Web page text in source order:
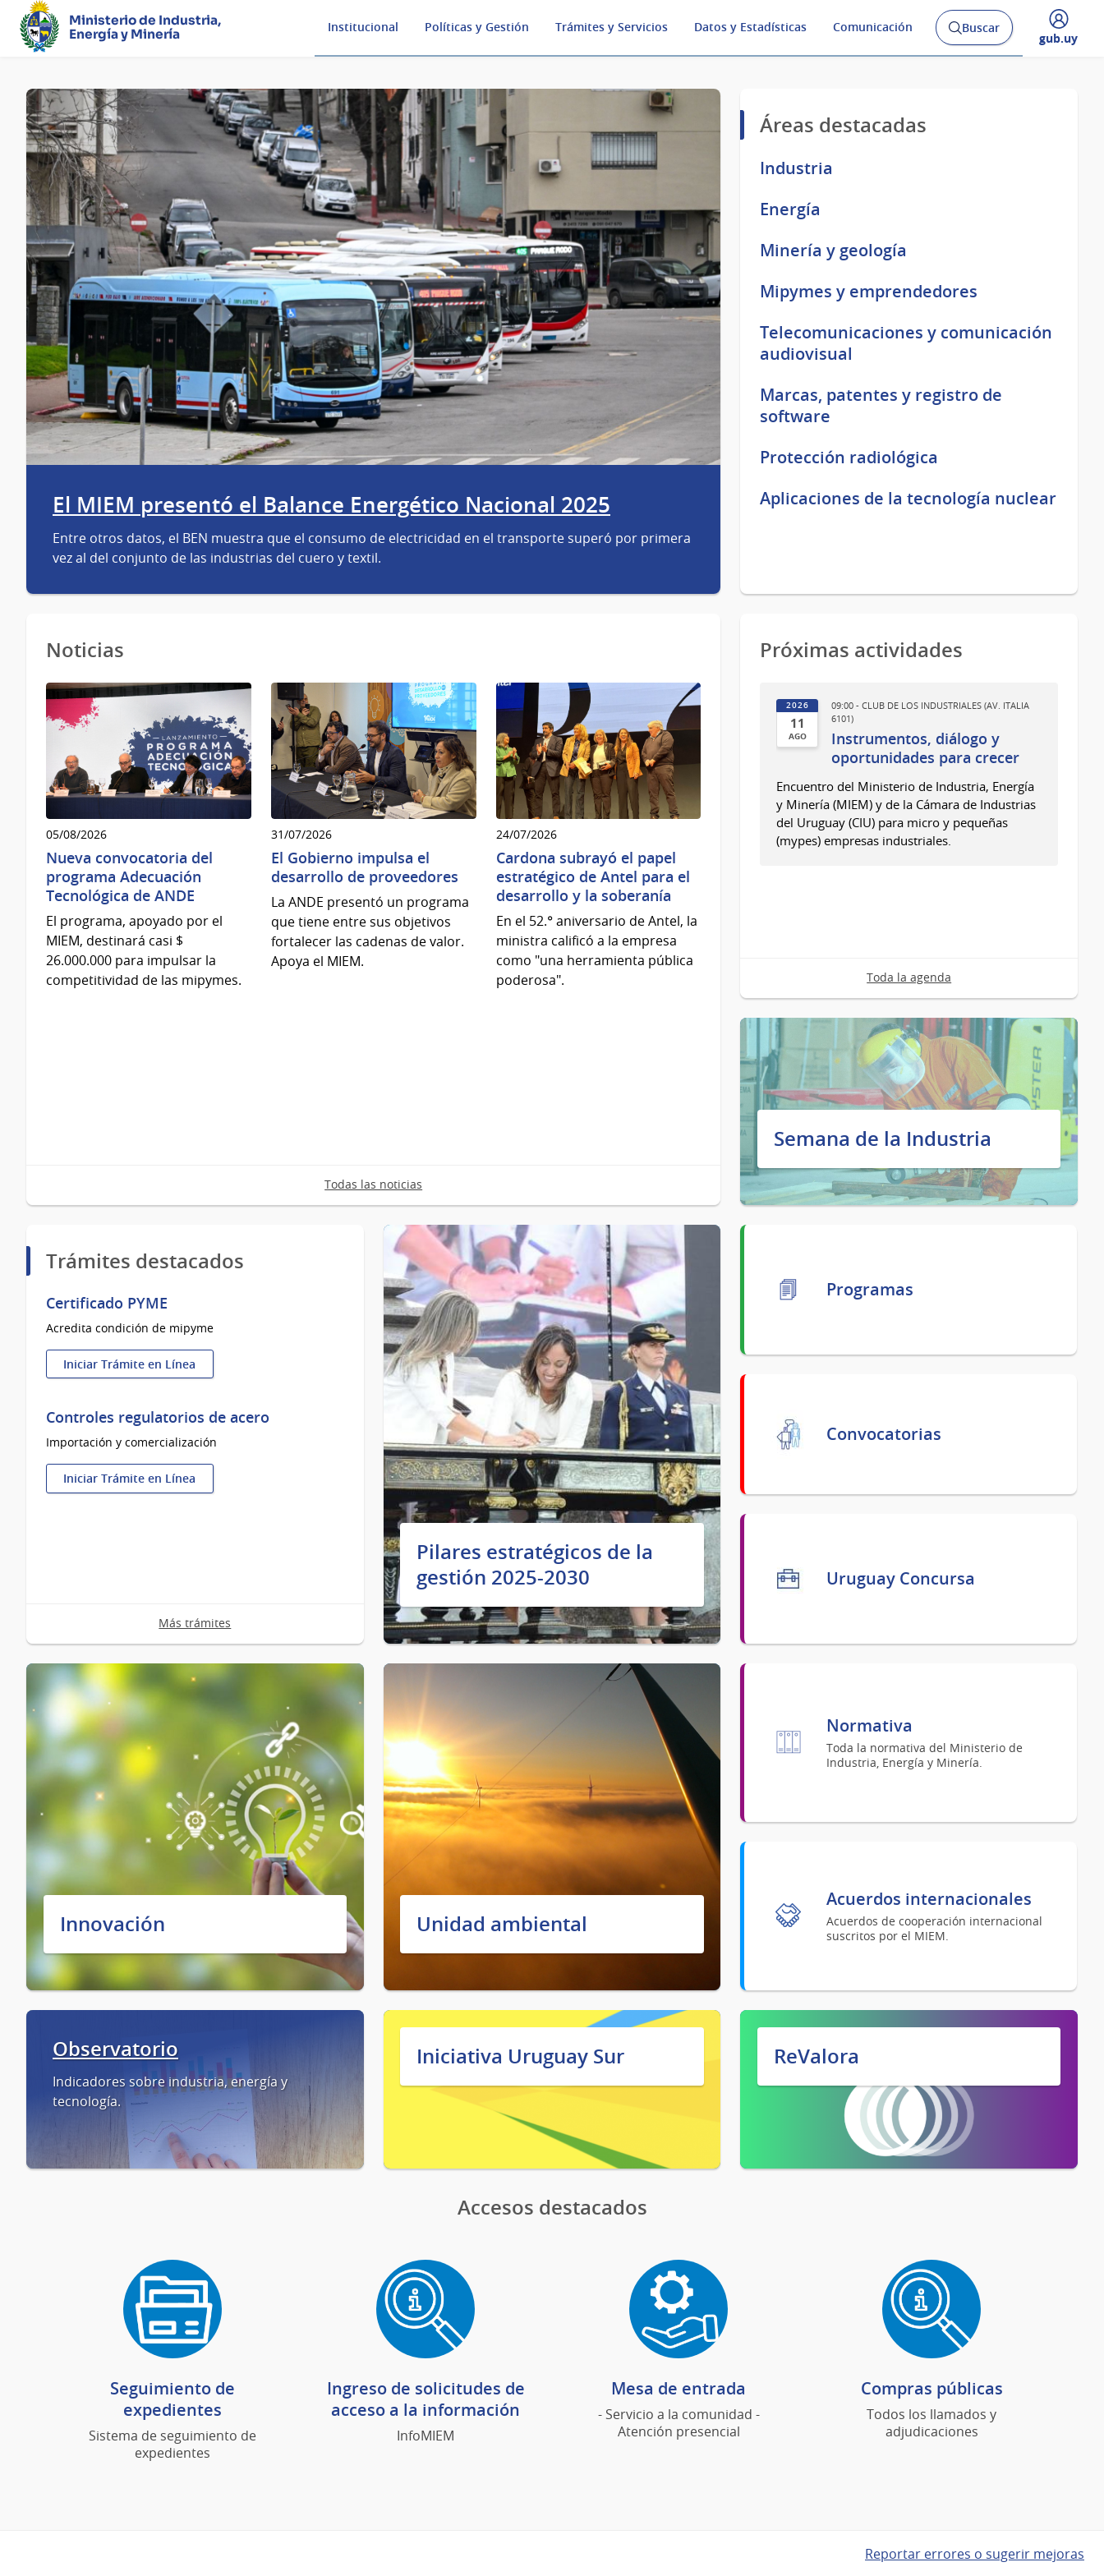
Ministerio de Industria,
Energía y Minería
Institucional Políticas y Gestión Trámites y Servicios Datos y Estadísticas Comunicación
Abrir
buscador
Buscar
Desplegar
gub.uy
Página
principal
El MIEM presentó el Balance Energético Nacional 2025
Entre otros datos, el BEN muestra que el consumo de electricidad en el transporte superó por primera
vez al del conjunto de las industrias del cuero y textil.
Áreas destacadas
Industria
Energía
Minería y geología
Mipymes y emprendedores
Telecomunicaciones y comunicación
audiovisual
Marcas, patentes y registro de
software
Protección radiológica
Aplicaciones de la tecnología nuclear
Noticias
05/08/2026
Nueva convocatoria del
programa Adecuación
Tecnológica de ANDE
El programa, apoyado por el
MIEM, destinará casi $
26.000.000 para impulsar la
competitividad de las mipymes.
31/07/2026
El Gobierno impulsa el
desarrollo de proveedores
La ANDE presentó un programa
que tiene entre sus objetivos
fortalecer las cadenas de valor.
Apoya el MIEM.
24/07/2026
Cardona subrayó el papel
estratégico de Antel para el
desarrollo y la soberanía
En el 52.° aniversario de Antel, la
ministra calificó a la empresa
como "una herramienta pública
poderosa".
Todas las noticias
Próximas actividades
2026
11
AGO
Ago
del
2026
09:00 - CLUB DE LOS INDUSTRIALES (AV. ITALIA
6101)
Instrumentos, diálogo y
oportunidades para crecer
Encuentro del Ministerio de Industria, Energía
y Minería (MIEM) y de la Cámara de Industrias
del Uruguay (CIU) para micro y pequeñas
(mypes) empresas industriales.
Toda la agenda
Semana de la Industria
Trámites destacados
Certificado PYME
Acredita condición de mipyme
Iniciar Trámite en Línea
:
PYME
Controles regulatorios de acero
Importación y comercialización
Iniciar Trámite en Línea
:
Más trámites
Pilares estratégicos de la
gestión 2025-2030
Programas
Convocatorias
Uruguay Concursa
Innovación
Observatorio
Indicadores sobre industria, energía y
tecnología.
Unidad ambiental
Iniciativa Uruguay Sur
Normativa
Toda la normativa del Ministerio de
Industria, Energía y Minería.
Acuerdos internacionales
Acuerdos de cooperación internacional
suscritos por el MIEM.
ReValora
Accesos destacados
Seguimiento de
expedientes
Sistema de seguimiento de
expedientes
Ingreso de solicitudes de
acceso a la información
InfoMIEM
Mesa de entrada
- Servicio a la comunidad -
Atención presencial
Compras públicas
Todos los llamados y
adjudicaciones
Reportar errores o sugerir mejoras